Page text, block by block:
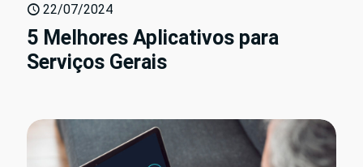
22/07/2024
5 Melhores Aplicativos para
Serviços Gerais